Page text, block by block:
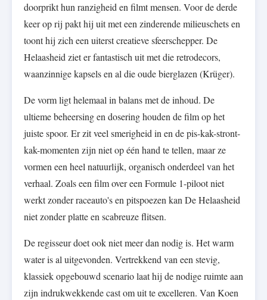
doorprikt hun ranzigheid en filmt mensen. Voor de derde
keer op rij pakt hij uit met een zinderende milieuschets en
toont hij zich een uiterst creatieve sfeerschepper. De
Helaasheid ziet er fantastisch uit met die retrodecors,
waanzinnige kapsels en al die oude bierglazen (Krüger).
De vorm ligt helemaal in balans met de inhoud. De
ultieme beheersing en dosering houden de film op het
juiste spoor. Er zit veel smerigheid in en de pis-kak-stront-
kak-momenten zijn niet op één hand te tellen, maar ze
vormen een heel natuurlijk, organisch onderdeel van het
verhaal. Zoals een film over een Formule 1-piloot niet
werkt zonder raceauto's en pitspoezen kan De Helaasheid
niet zonder platte en scabreuze flitsen.
De regisseur doet ook niet meer dan nodig is. Het warm
water is al uitgevonden. Vertrekkend van een stevig,
klassiek opgebouwd scenario laat hij de nodige ruimte aan
zijn indrukwekkende cast om uit te excelleren. Van Koen